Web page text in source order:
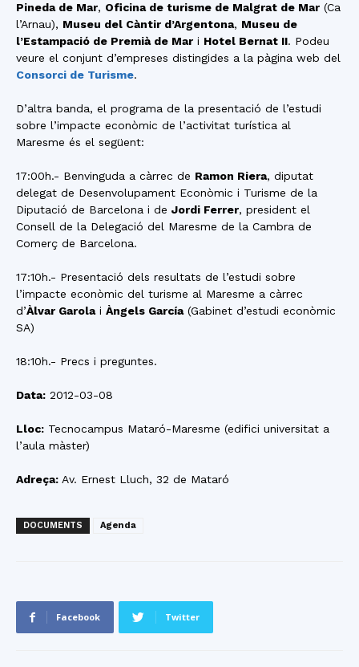
Pineda de Mar, Oficina de turisme de Malgrat de Mar (Ca
l’Arnau), Museu del Càntir d’Argentona, Museu de
l’Estampació de Premià de Mar i Hotel Bernat II. Podeu
veure el conjunt d’empreses distingides a la pàgina web del
Consorci de Turisme.
D’altra banda, el programa de la presentació de l’estudi
sobre l’impacte econòmic de l’activitat turística al
Maresme és el següent:
17:00h.- Benvinguda a càrrec de Ramon Riera, diputat
delegat de Desenvolupament Econòmic i Turisme de la
Diputació de Barcelona i de Jordi Ferrer, president el
Consell de la Delegació del Maresme de la Cambra de
Comerç de Barcelona.
17:10h.- Presentació dels resultats de l’estudi sobre
l’impacte econòmic del turisme al Maresme a càrrec
d’Àlvar Garolai Àngels García(Gabinet d’estudi econòmic
SA)
18:10h.- Precs i preguntes.
Data: 2012-03-08
Lloc: Tecnocampus Mataró-Maresme (edifici universitat a
l’aula màster)
Adreça: Av. Ernest Lluch, 32 de Mataró
DOCUMENTS Agenda
Facebook Twitter